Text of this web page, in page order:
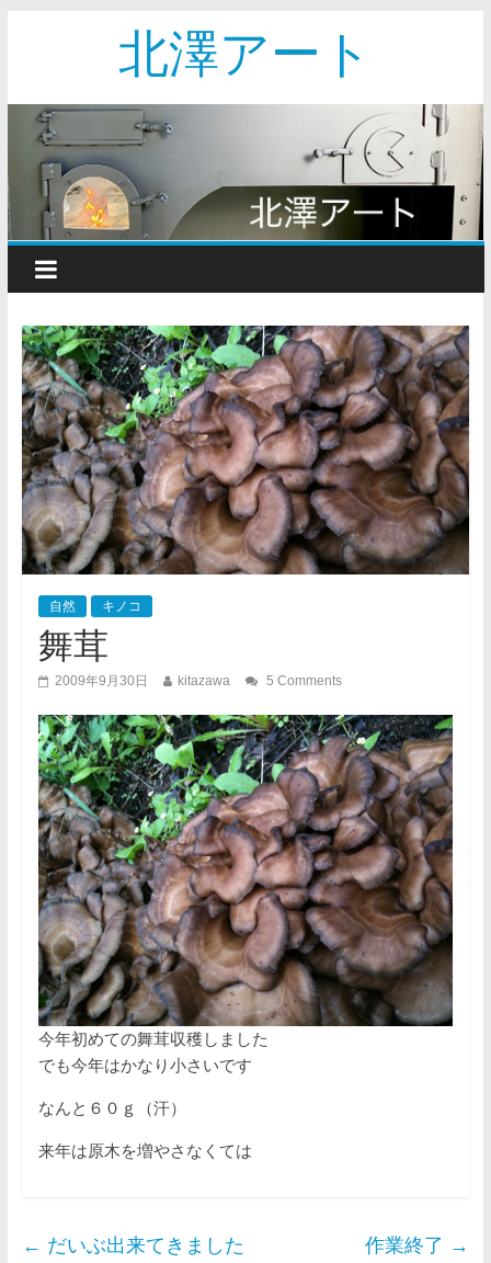
北澤アート
自然 キノコ
舞茸
2009年9月30日 kitazawa 5 Comments
今年初めての舞茸収穫しました
でも今年はかなり小さいです
なんと６０ｇ（汗）
来年は原木を増やさなくては
← だいぶ出来てきました 作業終了 →